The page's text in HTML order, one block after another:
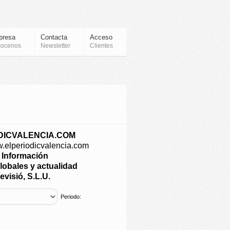
Contacta
Newsletter
Acceso
Clientes
Información
y actualidad
S.L.U.
Periodo: